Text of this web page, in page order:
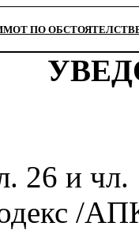
ПО
26 и
/